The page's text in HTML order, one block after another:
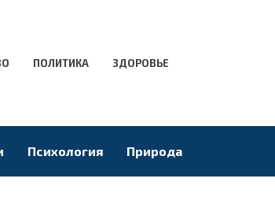
ПОЛИТИКА ЗДОРОВЬЕ
Психология Природа